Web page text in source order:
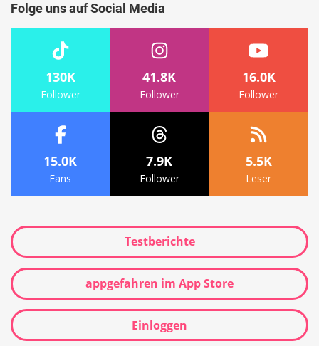
Folge uns auf Social Media
130K
Follower
41.8K
Follower
16.0K
Follower
15.0K
Fans
7.9K
Follower
5.5K
Leser
Testberichte
appgefahren im App Store
Einloggen